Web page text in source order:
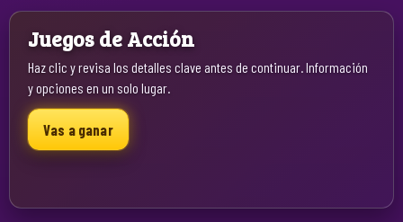
Juegos de Acción
Haz clic y revisa los detalles clave antes de continuar. Información
y opciones en un solo lugar.
Vas a ganar